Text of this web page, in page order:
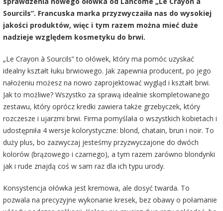
Sourcils”. Francuska marka przyzwyczaiła nas do wysokiej
jakości produktów, więc i tym razem można mieć duże
nadzieje względem kosmetyku do brwi.
„Le Crayon à Sourcils” to ołówek, który ma pomóc uzyskać
idealny kształt łuku brwiowego. Jak zapewnia producent, po jego
nałożeniu możesz na nowo zaprojektować wygląd i kształt brwi.
Jak to możliwe? Wszystko za sprawą idealnie skompletowanego
zestawu, który oprócz kredki zawiera także grzebyczek, który
rozczesze i ujarzmi brwi. Firma pomyślała o wszystkich kobietach i
udostępniła 4 wersje kolorystyczne: blond, chatain, brun i noir. To
duży plus, bo zazwyczaj jesteśmy przyzwyczajone do dwóch
kolorów (brązowego i czarnego), a tym razem zarówno blondynki
jak i rude znajdą coś w sam raz dla ich typu urody.
Konsystencja ołówka jest kremowa, ale dosyć twarda. To
pozwala na precyzyjne wykonanie kresek, bez obawy o połamanie